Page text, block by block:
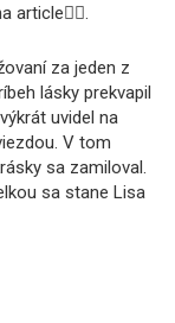
article👇🏻.
za jeden z
lásky prekvapil
uvidel na
V tom
sa zamiloval.
sa stane Lisa